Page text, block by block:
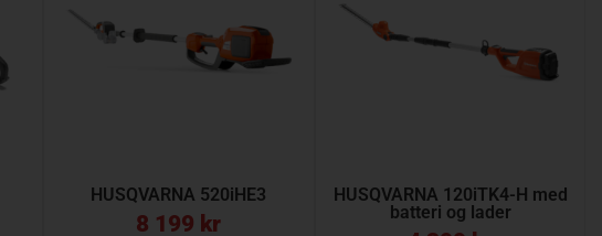
HUSQVARNA 520iHE3
8 199 kr
HUSQVARNA 120iTK4-H med
batteri og lader